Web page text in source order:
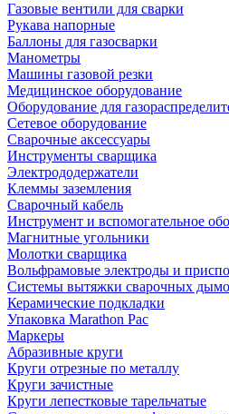
Газовые вентили для сварки
Рукава напорные
Баллоны для газосварки
Манометры
Машины газовой резки
Медицинское оборудование
Оборудование для
Сетевое оборудование
Сварочные аксессуары
Инструменты сварщика
Электрододержатели
Клеммы заземления
Сварочный кабель
Инструмент и вспомогательное
Магнитные угольники
Молотки сварщика
Вольфрамовые электроды и
Системы вытяжки сварочных
Керамические подкладки
Упаковка Marathon Pac
Маркеры
Абразивные круги
Круги отрезные по металлу
Круги зачистные
Круги лепестковые тарельчатые